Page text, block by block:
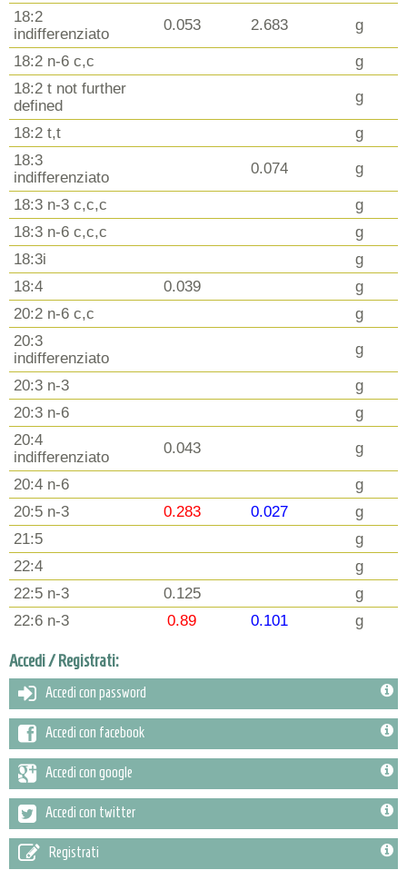
18:2
indifferenziato
0.053 2.683 g
18:2 n-6 c,c
g
18:2 t not further
defined
g
18:2 t,t
g
18:3
indifferenziato
0.074 g
18:3 n-3 c,c,c
g
18:3 n-6 c,c,c
g
18:3i
g
18:4
0.039
g
20:2 n-6 c,c
g
20:3
indifferenziato
g
20:3 n-3
g
20:3 n-6
g
20:4
indifferenziato
0.043 g
20:4 n-6
g
20:5 n-3
0.283 0.027
g
21:5
g
22:4
g
22:5 n-3
0.125
g
22:6 n-3
0.89 0.101 g
Accedi / Registrati:
Accedi con password
Accedi con facebook
Accedi con google
Accedi con twitter
Registrati